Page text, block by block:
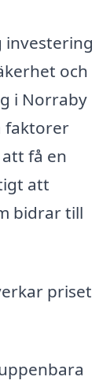
investering
och
i Norraby
faktorer
få en
att
bidrar till
priset